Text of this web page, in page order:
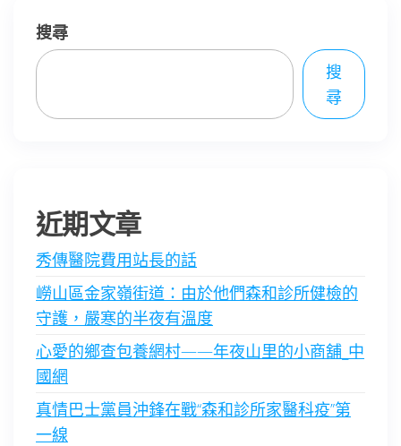
搜尋
搜
尋
近期文章
秀傳醫院費用站長的話
嶗山區金家嶺街道：由於他們森和診所健檢的
守護，嚴寒的半夜有溫度
心愛的鄉查包養網村——年夜山里的小商舖_中
國網
真情巴士黨員沖鋒在戰“森和診所家醫科疫”第
一線